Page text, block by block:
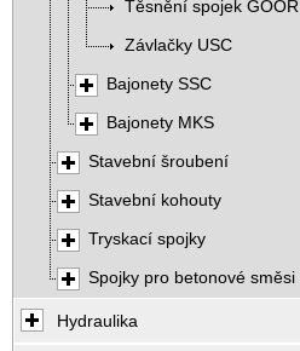
Těsnění spojek GOOR
Závlačky USC
Bajonety SSC
Bajonety MKS
Stavební šroubení
Stavební kohouty
Tryskací spojky
Spojky pro betonové směsi
Hydraulika